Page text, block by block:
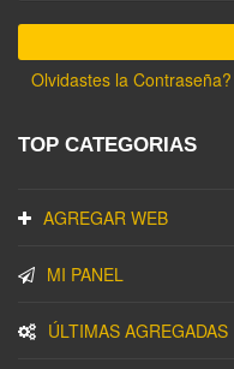
Olvidastes la Contraseña?
TOP CATEGORIAS
AGREGAR WEB
MI PANEL
ÚLTIMAS AGREGADAS